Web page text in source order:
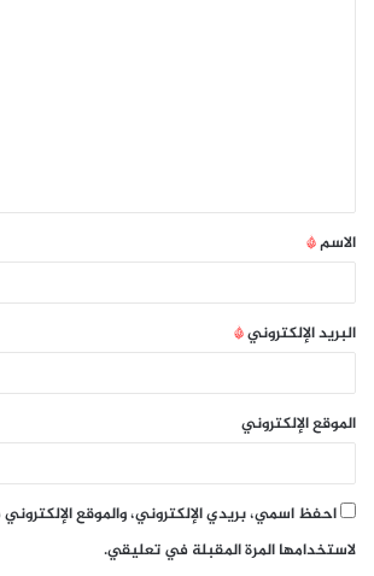
الاسم*
البريد الإلكتروني*
الموقع الإلكتروني
احفظ اسمي، بريدي الإلكتروني، والموقع
لاستخدامها المرة المقبلة في تعليقي.